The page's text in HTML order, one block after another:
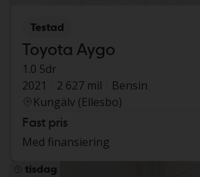
Testad
Toyota Aygo
1.0 5dr
2021
2 627 mil
Bensin
Kungälv (Ellesbo)
Fast pris
Med finansiering
tisdag